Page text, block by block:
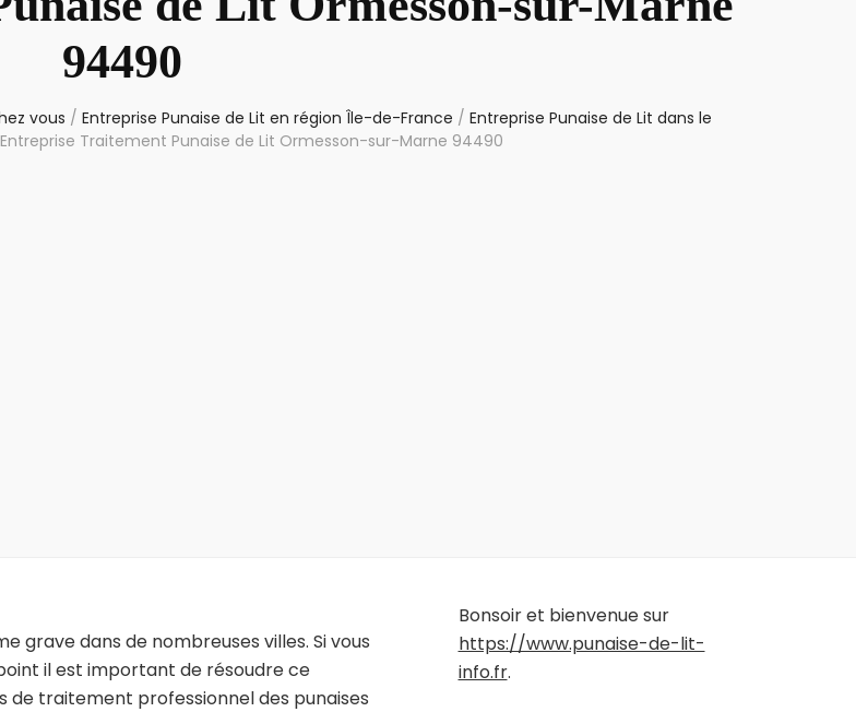
94490
vous / Entreprise Punaise de Lit en région Île-de-France / Entreprise Punaise de Lit dans le
Entreprise Traitement Punaise de Lit Ormesson-sur-Marne 94490
grave dans de nombreuses villes. Si vous
il est important de résoudre ce
traitement professionnel des punaises
Bonsoir et bienvenue sur
https://www.punaise-de-lit-
info.fr.